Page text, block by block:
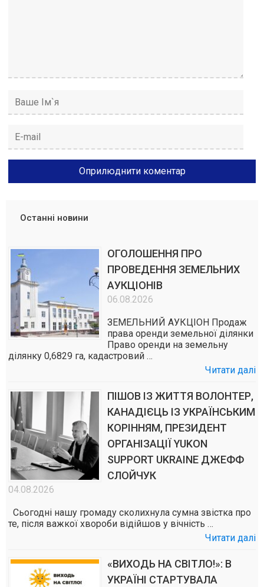
Останні новини
ОГОЛОШЕННЯ ПРО
ПРОВЕДЕННЯ ЗЕМЕЛЬНИХ
АУКЦІОНІВ
06.08.2026
ЗЕМЕЛЬНИЙ АУКЦІОН Продаж
права оренди земельної ділянки
Право оренди на земельну
ділянку 0,6829 га, кадастровий …
Читати далі
ПІШОВ ІЗ ЖИТТЯ ВОЛОНТЕР,
КАНАДІЄЦЬ ІЗ УКРАЇНСЬКИМ
КОРІННЯМ, ПРЕЗИДЕНТ
ОРГАНІЗАЦІЇ YUKON
SUPPORT UKRAINE ДЖЕФФ
СЛОЙЧУК
04.08.2026
Сьогодні нашу громаду сколихнула сумна звістка про
те, після важкої хвороби відійшов у вічність …
Читати далі
«ВИХОДЬ НА СВІТЛО!»: В
УКРАЇНІ СТАРТУВАЛА